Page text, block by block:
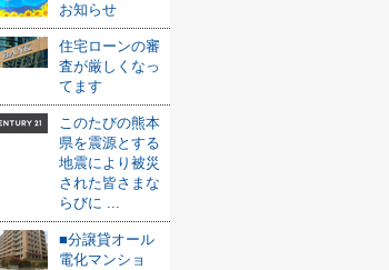
お知らせ
住宅ローンの審
査が厳しくなっ
てます
このたびの熊本
県を震源とする
地震により被災
された皆さまな
らびに ...
■分譲貸オール
電化マンショ